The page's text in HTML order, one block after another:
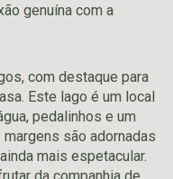
genuína com a
com destaque para
Este lago é um local
pedalinhos e um
são adornadas
mais espetacular.